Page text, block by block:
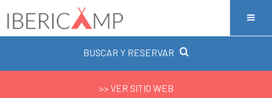
BUSCAR Y RESERVAR
>> VER SITIO WEB